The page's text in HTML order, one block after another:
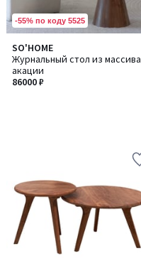
-55% по коду 5525
SO'HOME
Журнальный стол из массива
акации
86000 ₽